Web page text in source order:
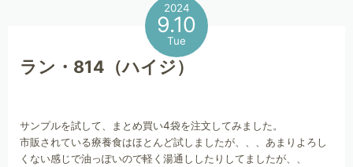
2024
9.10
Tue
ラン・814（ハイジ）
サンプルを試して、まとめ買い4袋を注文してみました。
市販されている療養食はほとんど試しましたが、、、あまりよろし
くない感じで油っぽいので軽く湯通ししたりしてましたが、、